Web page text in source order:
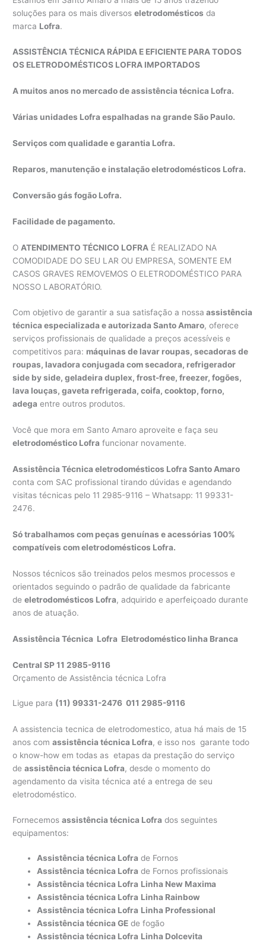
soluções para os mais diversoseletrodomésticos da
marca Lofra.
ASSISTÊNCIA TÉCNICA RÁPIDA E EFICIENTE PARA TODOS
OS ELETRODOMÉSTICOS LOFRA IMPORTADOS
A muitos anos no mercado de assistência técnica Lofra.
Várias unidades Lofra espalhadas na grande São Paulo.
Serviços com qualidade e garantia Lofra.
Reparos, manutenção e instalação eletrodomésticos Lofra.
Conversão gás fogão Lofra.
Facilidade de pagamento.
O ATENDIMENTO TÉCNICO LOFRA É REALIZADO NA
COMODIDADE DO SEU LAR OU EMPRESA, SOMENTE EM
CASOS GRAVES REMOVEMOS O ELETRODOMÉSTICO PARA
NOSSO LABORATÓRIO.
Com objetivo de garantir a sua satisfação a nossa assistência
técnica especializada e autorizada Santo Amaro, oferece
serviços profissionais de qualidade a preços acessíveis e
competitivos para: máquinas de lavar roupas, secadoras de
roupas, lavadora conjugada com secadora, refrigerador
side by side, geladeira duplex, frost-free, freezer, fogões,
lava louças, gaveta refrigerada, coifa, cooktop, forno,
adega entre outros produtos.
Você que mora em Santo Amaro aproveite e faça seu
eletrodoméstico Lofra funcionar novamente.
Assistência Técnica eletrodomésticos Lofra Santo Amaro
conta com SAC profissional tirando dúvidas e agendando
visitas técnicas pelo 11 2985-9116 – Whatsapp: 11 99331-
2476.
Só trabalhamos com peças genuínas e acessórias 100%
compatíveis com eletrodomésticos Lofra.
Nossos técnicos são treinados pelos mesmos processos e
orientados seguindo o padrão de qualidade da fabricante
deeletrodomésticos Lofra, adquirido e aperfeiçoado durante
anos de atuação.
Assistência Técnica Lofra Eletrodoméstico linha Branca
Central SP 11 2985-9116
Orçamento de Assistência técnica Lofra
Ligue para (11) 99331-2476 011 2985-9116
A assistencia tecnica de eletrodomestico, atua há mais de 15
anos comassistência técnica Lofra, e isso nos garante todo
o know-how em todas as etapas da prestação do serviço
deassistência técnica Lofra, desde o momento do
agendamento da visita técnica até a entrega de seu
eletrodoméstico.
Fornecemosassistência técnica Lofra dos seguintes
equipamentos:
Assistência técnica Lofra de Fornos
Assistência técnica Lofra de Fornos profissionais
Assistência técnica Lofra Linha New Maxima
Assistência técnica Lofra Linha Rainbow
Assistência técnica Lofra Linha Professional
Assistência técnica GE de fogão
Assistência técnica Lofra Linha Dolcevita